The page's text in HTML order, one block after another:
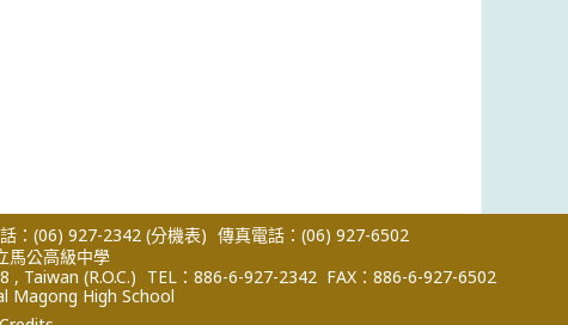
：(06) 927-2342 (分機表) 傳真電話：(06) 927-6502
馬公高級中學
Taiwan (R.O.C.) TEL：886-6-927-2342 FAX：886-6-927-6502
Magong High School